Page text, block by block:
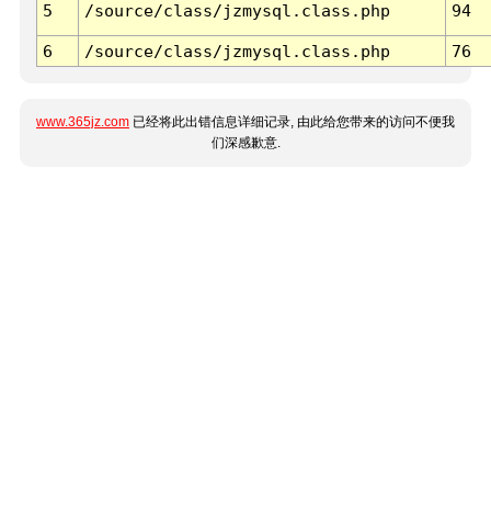
5 /source/class/jzmysql.class.php 94
6 /source/class/jzmysql.class.php 76
www.365jz.com 已经将此出错信息详细记录, 由此给您带来的访问不便我
们深感歉意.